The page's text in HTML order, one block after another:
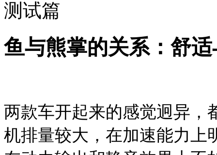
测试篇
鱼与熊掌的关系：舒
两款车开起来的感觉迥异，
机排量较大，在加速能力上